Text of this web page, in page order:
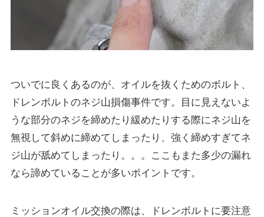
ついでに良くあるのが、オイルを抜くためのボルト、
ドレンボルトのネジ山損傷事件です。目に見えないよ
うな部分のネジを締めたり緩めたりする際にネジ山を
無視して斜めに締めてしまったり、強く締めすぎてネ
ジ山が舐めてしまったり。。。ここもまた多少の漏れ
なら諦めていることが多いポイントです。
ミッションオイル交換の際は、ドレンボルトに要注意